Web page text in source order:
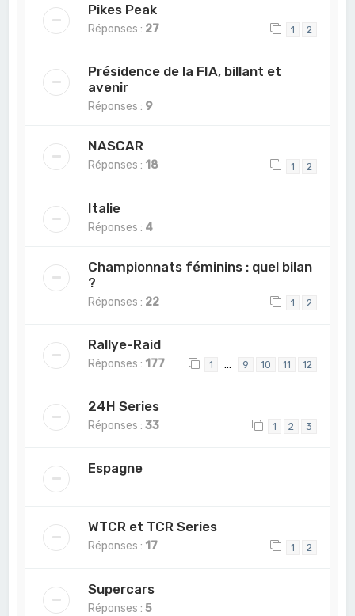
Pikes Peak
Réponses : 27 1 2
Présidence de la FIA, billant et
avenir
Réponses : 9
NASCAR
Réponses : 18 1 2
Italie
Réponses : 4
Championnats féminins : quel bilan
?
Réponses : 22 1 2
Rallye-Raid
Réponses : 177 1 … 9 10 11 12
24H Series
Réponses :33 1 2 3
Espagne
WTCR et TCR Series
Réponses : 17 1 2
Supercars
Réponses :5